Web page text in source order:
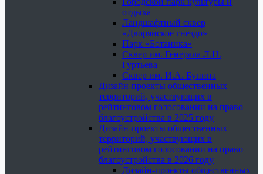
отдыха
Ландшафтный сквер
«Дворянское гнездо»
Парк «Ботаника»
Сквер им. Генерала Л.Н.
Гуртьева
Сквер им. И.А. Бунина
Дизайн-проекты общественных
территорий, участвующих в
рейтинговом голосовании на право
благоустройства в 2025 году
Дизайн-проекты общественных
территорий, участвующих в
рейтинговом голосовании на право
благоустройства в 2026 году
Дизайн-проекты общественных